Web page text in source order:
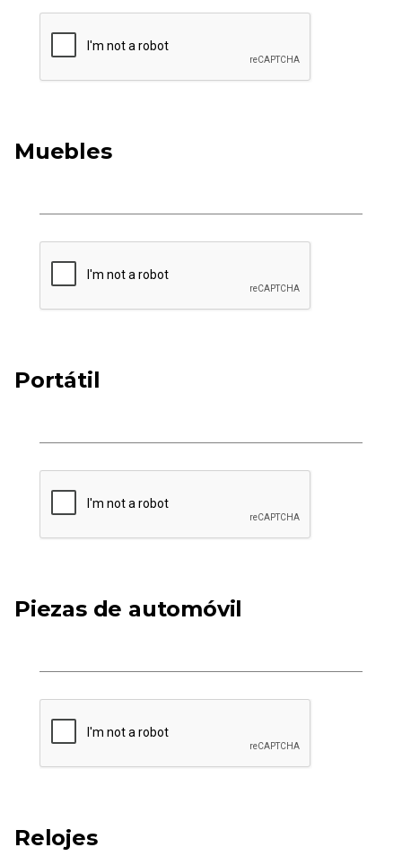
Muebles
Portátil
Piezas de automóvil
Relojes